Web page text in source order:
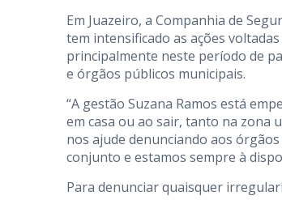
Em Juazeiro, a Companhia de
tem intensificado as ações
principalmente neste período de
e órgãos públicos municipais.
“A gestão Suzana Ramos está
em casa ou ao sair, tanto na zona
nos ajude denunciando aos
conjunto e estamos sempre à
Para denunciar quaisquer